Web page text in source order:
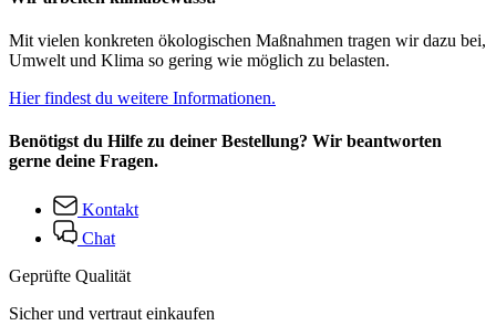
Mit vielen konkreten ökologischen Maßnahmen tragen wir dazu bei,
Umwelt und Klima so gering wie möglich zu belasten.
Hier findest du weitere Informationen.
Benötigst du Hilfe zu deiner Bestellung? Wir beantworten
gerne deine Fragen.
Kontakt
Chat
Geprüfte Qualität
Sicher und vertraut einkaufen